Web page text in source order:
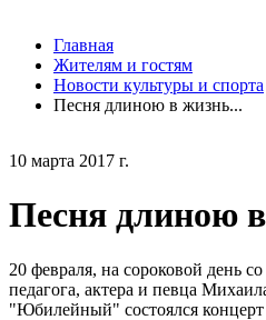
10 марта 2017 г.
Песня длиною
20 февраля, на сороковой день
педагога, актера и певца
"Юбилейный" состоялся концерт
Главная
Жителям и гостям
Новости культуры и спорта
Песня длиною в жизнь...